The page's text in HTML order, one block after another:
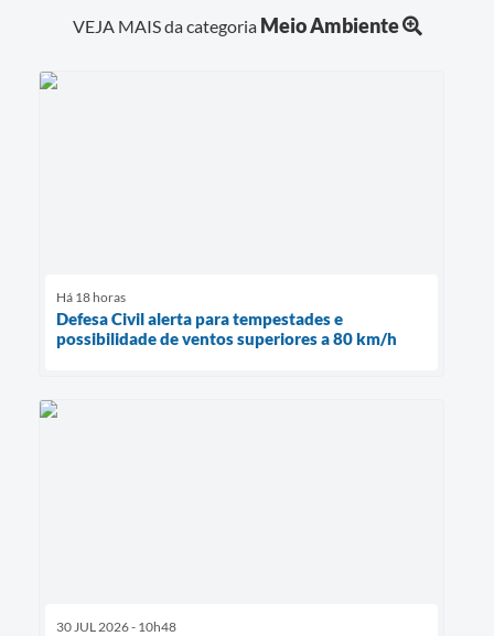
VEJA MAIS da categoria Meio Ambiente
Há 18 horas
Defesa Civil alerta para tempestades e
possibilidade de ventos superiores a 80 km/h
30 JUL 2026 - 10h48